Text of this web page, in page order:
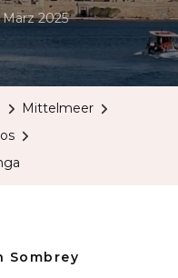
März 2025
Mittelmeer
Sombrey